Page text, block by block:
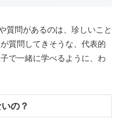
質問があるのは、珍しいこと
質問してきそうな、代表的
で一緒に学べるように、わ
の？